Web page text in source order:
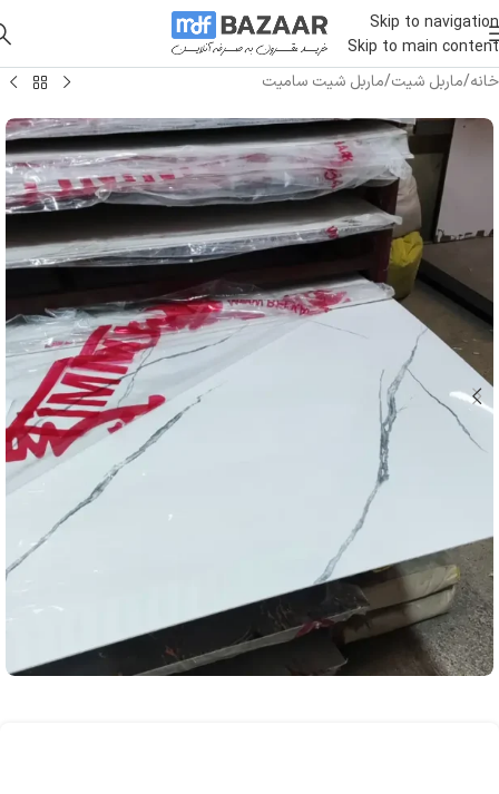
Skip to navigation
Skip to main content
خانه/ماربل شیت/ماربل شیت سامیت